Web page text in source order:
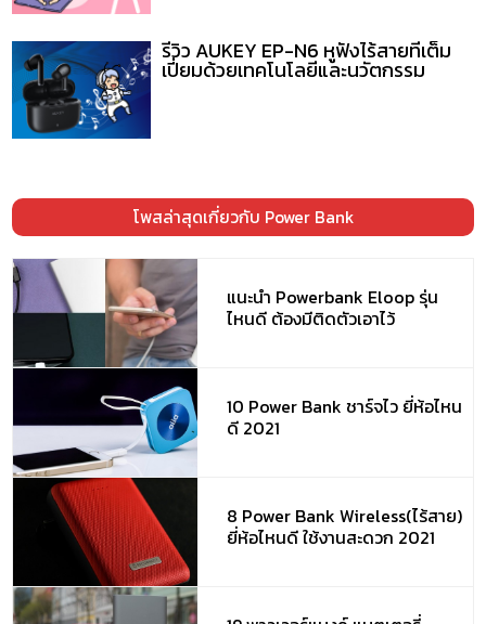
รีวิว AUKEY EP-N6 หูฟังไร้สายที่เต็ม
เปี่ยมด้วยเทคโนโลยีและนวัตกรรม
โพสล่าสุดเกี่ยวกับ Power Bank
แนะนำ Powerbank Eloop รุ่น
ไหนดี ต้องมีติดตัวเอาไว้
10 Power Bank ชาร์จไว ยี่ห้อไหน
ดี 2021
8 Power Bank Wireless(ไร้สาย)
ยี่ห้อไหนดี ใช้งานสะดวก 2021